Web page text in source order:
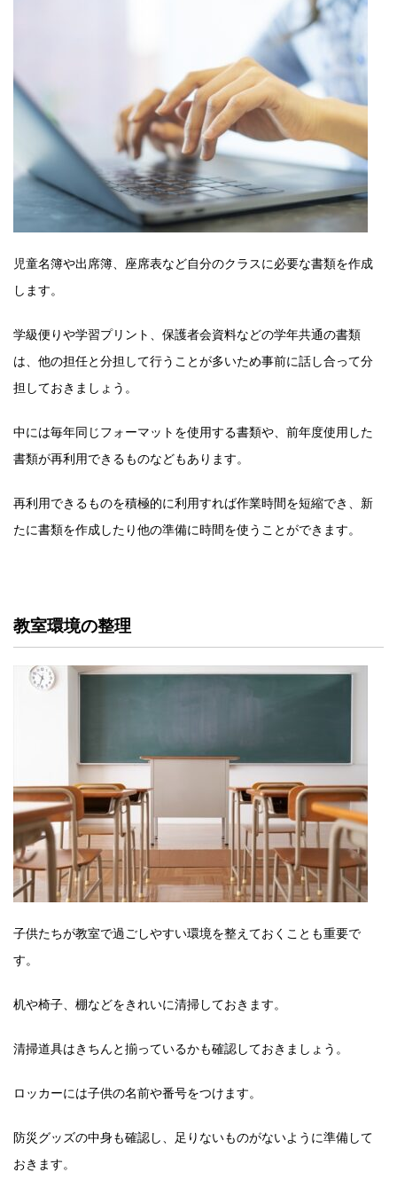
児童名簿や出席簿、座席表など自分のクラスに必要な書類を作成
します。
学級便りや学習プリント、保護者会資料などの学年共通の書類
は、他の担任と分担して行うことが多いため事前に話し合って分
担しておきましょう。
中には毎年同じフォーマットを使用する書類や、前年度使用した
書類が再利用できるものなどもあります。
再利用できるものを積極的に利用すれば作業時間を短縮でき、新
たに書類を作成したり他の準備に時間を使うことができます。
教室環境の整理
子供たちが教室で過ごしやすい環境を整えておくことも重要で
す。
机や椅子、棚などをきれいに清掃しておきます。
清掃道具はきちんと揃っているかも確認しておきましょう。
ロッカーには子供の名前や番号をつけます。
防災グッズの中身も確認し、足りないものがないように準備して
おきます。